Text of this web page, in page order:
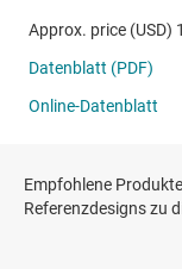
Empfohlene
Referenzdesigns zu